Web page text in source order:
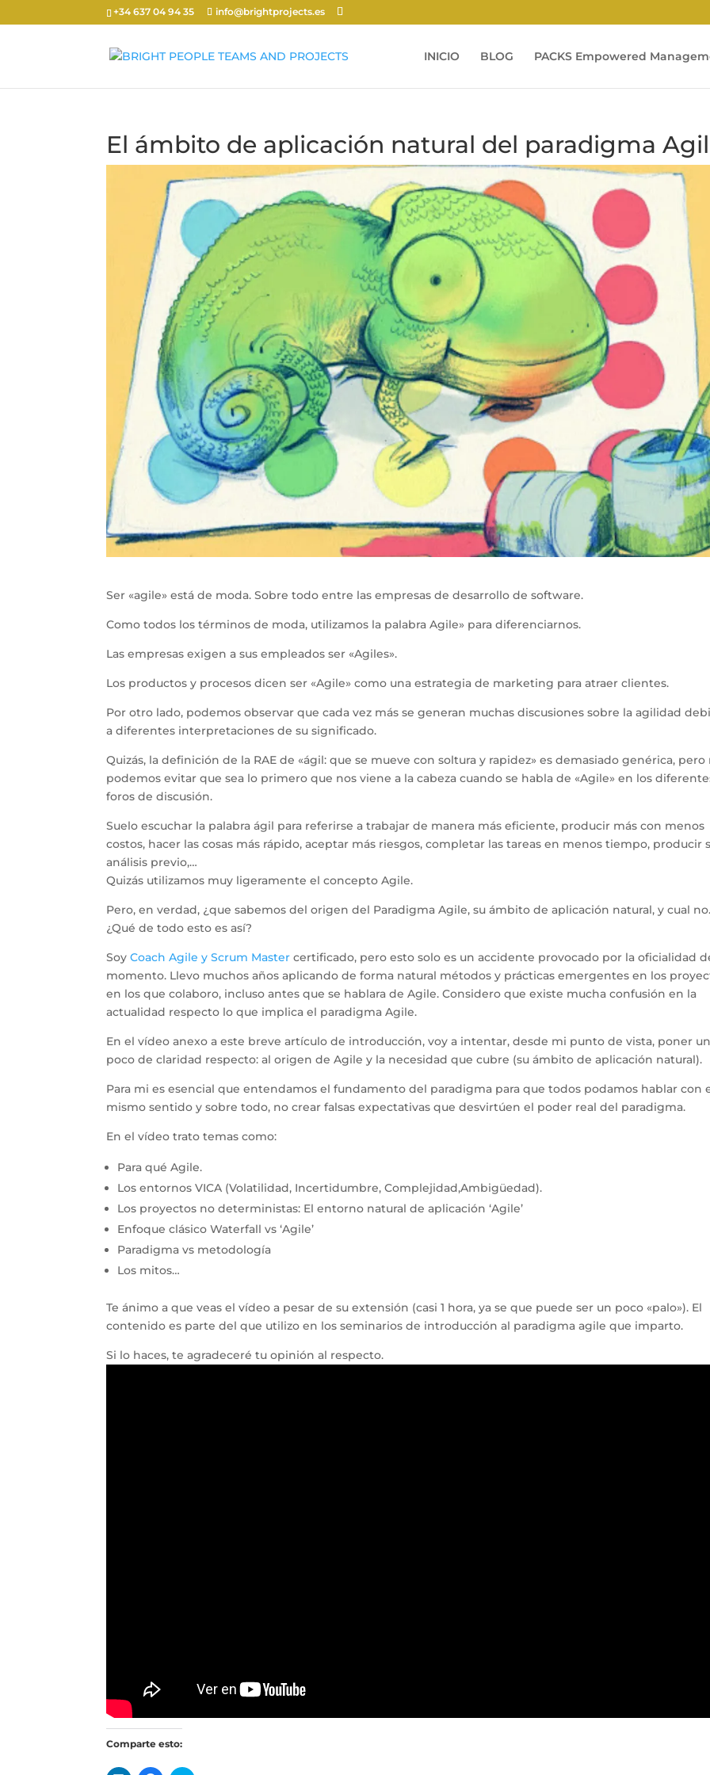
+34 637 04 94 35 info@brightprojects.es
INICIO BLOG PACKS Empowered
El ámbito de aplicación natural del paradigma
Ser «agile» está de moda. Sobre todo entre las empresas de desarrollo de software.
Como todos los términos de moda, utilizamos la palabra Agile» para diferenciarnos.
Las empresas exigen a sus empleados ser «Agiles».
Los productos y procesos dicen ser «Agile» como una estrategia de marketing para atraer clientes.
Por otro lado, podemos observar que cada vez más se generan muchas discusiones sobre la agilidad
a diferentes interpretaciones de su significado.
Quizás, la definición de la RAE de «ágil: que se mueve con soltura y rapidez» es demasiado genérica, pero
podemos evitar que sea lo primero que nos viene a la cabeza cuando se habla de «Agile» en los
foros de discusión.
Suelo escuchar la palabra ágil para referirse a trabajar de manera más eficiente, producir más con menos
costos, hacer las cosas más rápido, aceptar más riesgos, completar las tareas en menos tiempo, producir
análisis previo,…
Quizás utilizamos muy ligeramente el concepto Agile.
Pero, en verdad, ¿que sabemos del origen del Paradigma Agile, su ámbito de aplicación natural, y cual
¿Qué de todo esto es así?
SoyCoach Agile y Scrum Master certificado, pero esto solo es un accidente provocado por la oficialidad
momento. Llevo muchos años aplicando de forma natural métodos y prácticas emergentes en los
en los que colaboro, incluso antes que se hablara de Agile. Considero que existe mucha confusión en la
actualidad respecto lo que implica el paradigma Agile.
En el vídeo anexo a este breve artículo de introducción, voy a intentar, desde mi punto de vista, poner
poco de claridad respecto: al origen de Agile y la necesidad que cubre (su ámbito de aplicación natural).
Para mi es esencial que entendamos el fundamento del paradigma para que todos podamos hablar con
mismo sentido y sobre todo, no crear falsas expectativas que desvirtúen el poder real del paradigma.
En el vídeo trato temas como:
Para qué Agile.
Los entornos VICA (Volatilidad, Incertidumbre, Complejidad,Ambigüedad).
Los proyectos no deterministas: El entorno natural de aplicación ‘Agile’
Enfoque clásico Waterfall vs ‘Agile’
Paradigma vs metodología
Los mitos…
Te ánimo a que veas el vídeo a pesar de su extensión (casi 1 hora, ya se que puede ser un poco «palo»). El
contenido es parte del que utilizo en los seminarios de introducción al paradigma agile que imparto.
Si lo haces, te agradeceré tu opinión al respecto.
Comparte esto: